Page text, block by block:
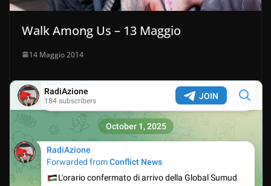
Walk Among Us – 13 Maggio
14 Maggio 2014